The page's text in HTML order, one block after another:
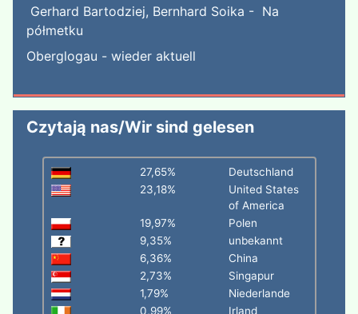
Gerhard Bartodziej, Bernhard Soika - Na
półmetku
Oberglogau - wieder aktuell
Czytają nas/Wir sind gelesen
27,65%
Deutschland
23,18%
United States
of America
19,97%
Polen
9,35%
unbekannt
6,36%
China
2,73%
Singapur
1,79%
Niederlande
0,99%
Irland